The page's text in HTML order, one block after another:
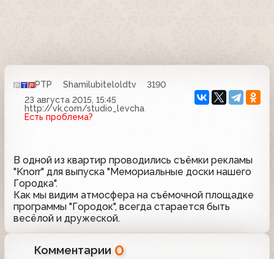
РТР Shamilubiteloldtv
3190
23 августа 2015, 15:45
http://vk.com/studio_levcha
Есть проблема?
В одной из квартир проводились съёмки рекламы
"Knorr" для выпуска "Мемориальные доски нашего
Городка".
Как мы видим атмосфера на съёмочной площадке
программы "Городок", всегда старается быть
весёлой и дружеской.
Комментарии 0